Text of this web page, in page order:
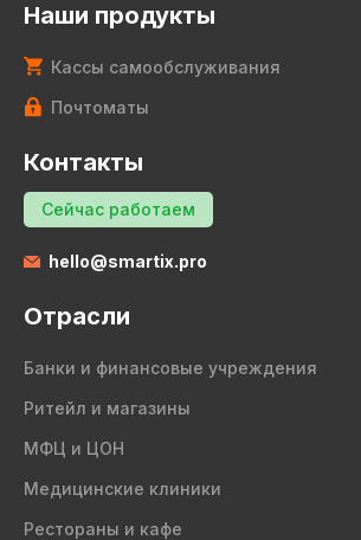
Наши продукты
Кассы самообслуживания
Почтоматы
Контакты
Сейчас работаем
hello@smartix.pro
Отрасли
Банки и финансовые учреждения
Ритейл и магазины
МФЦ и ЦОН
Медицинские клиники
Рестораны и кафе